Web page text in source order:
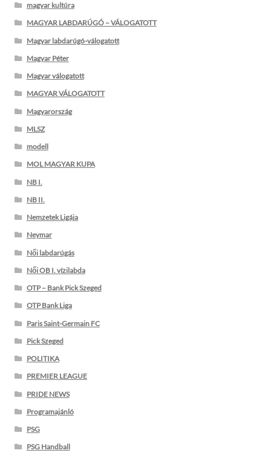
magyar kultúra
MAGYAR LABDARÚGÓ – VÁLOGATOTT
Magyar labdarúgó-válogatott
Magyar Péter
Magyar válogatott
MAGYAR VÁLOGATOTT
Magyarország
MLSZ
modell
MOL MAGYAR KUPA
NB I.
NB II.
Nemzetek Ligája
Neymar
Női labdarúgás
Női OB I. vízilabda
OTP – Bank Pick Szeged
OTP Bank Liga
Paris Saint-Germain FC
Pick Szeged
POLITIKA
PREMIER LEAGUE
PRIDE NEWS
Programajánló
PSG
PSG Handball